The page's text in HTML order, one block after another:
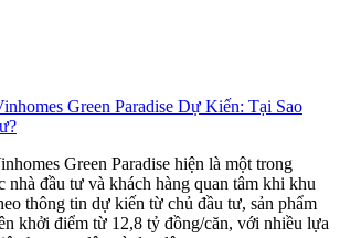
Green Paradise Dự Kiến: Tại Sao
Green Paradise hiện là một trong
nhà đầu tư và khách hàng quan tâm khi khu
thông tin dự kiến từ chủ đầu tư, sản phẩm
khởi điểm từ 12,8 tỷ đồng/căn, với nhiều lựa